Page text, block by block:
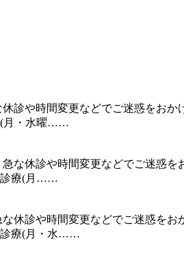
や時間変更などでご迷惑をおか
(月・水曜……
な休診や時間変更などでご迷惑を
診療(月……
休診や時間変更などでご迷惑をお
診療(月・水……